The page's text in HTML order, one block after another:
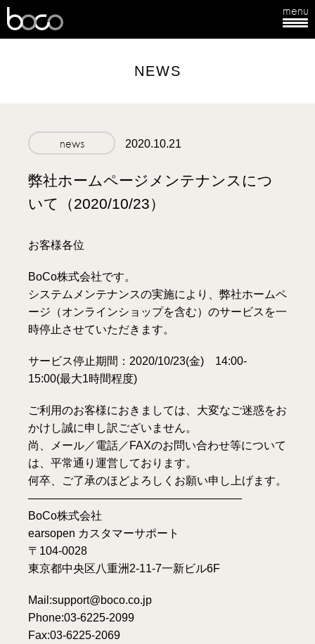
menu
NEWS
news 2020.10.21
弊社ホームページメンテナンスにつ
いて（2020/10/23）
お客様各位
BoCo株式会社です。
システムメンテナンスの実施により、弊社ホームペ
ージ（オンラインショップを含む）のサービスを一
時停止させていただきます。
サービス停止期間：2020/10/23(金) 14:00-
15:00(最大1時間程度)
ご利用のお客様におきましては、大変なご迷惑をお
かけし誠に申し訳ございません。
尚、メール／電話／FAXのお問い合わせ等について
は、平常通り運営しております。
何卒、ご了承のほどよろしくお願い申し上げます。
———————————————————
BoCo株式会社
earsopen カスタマーサポート
〒104-0028
東京都中央区八重洲2-11-7一新ビル6F
Mail:support@boco.co.jp
Phone:03-6225-2099
Fax:03-6225-2069